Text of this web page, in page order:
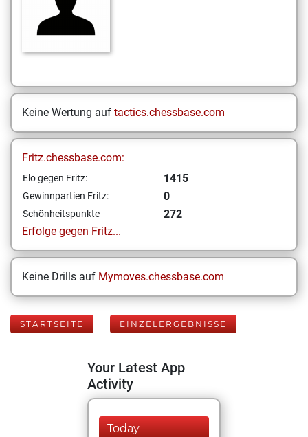
Keine Wertung auf tactics.chessbase.com
Fritz.chessbase.com:
Elo gegen Fritz: 1415
Gewinnpartien Fritz: 0
Schönheitspunkte
272
Erfolge gegen Fritz...
Keine Drills auf Mymoves.chessbase.com
STARTSEITE EINZELERGEBNISSE
Your Latest App
Activity
Today